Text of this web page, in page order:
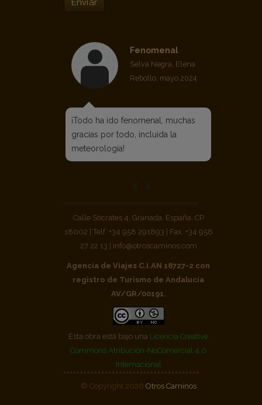
Enviar
Fenomenal
Selva Negra, Elena
Rebollo, mayo 2024
¡Todo ha ido fenomenal, muchas
gracias por todo, incluida la
meteorología!
Calle Sócrates 4, Granada, España. CP
18002 | Telf. +34 958 291893 | Fax. +34 958
27 22 13 | info@otroscaminos.com
Agencia de Viajes C.I.AN 18727-2 con
registro de Turismo de Andalucía
AV/GR/00191.
Esta obra está bajo una Licencia Creative
Commons Atribución-NoComercial 4.0
Internacional
© Copyright 2026 Otros Caminos